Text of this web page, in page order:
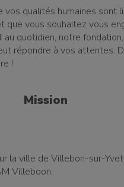
vos qualités humaines sont
que vous souhaitez vous
au quotidien, notre
répondre à vos attentes.
!
Mission
la ville de Villebon-sur-
Villeboon.